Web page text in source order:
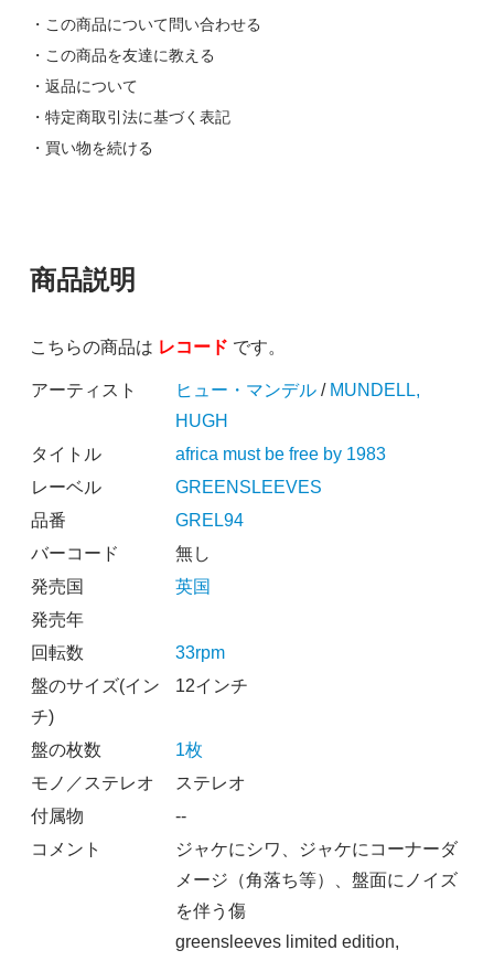
・この商品について問い合わせる
・この商品を友達に教える
・返品について
・特定商取引法に基づく表記
・買い物を続ける
商品説明
こちらの商品は レコード です。
アーティスト ヒュー・マンデル/ MUNDELL,
HUGH
タイトル
africa must be free by 1983
レーベル
GREENSLEEVES
品番
GREL94
バーコード
無し
発売国
英国
発売年
回転数
33rpm
盤のサイズ(イン
チ)
12インチ
盤の枚数
1枚
モノ／ステレオ
ステレオ
付属物
--
コメント
ジャケにシワ、ジャケにコーナーダ
メージ（角落ち等）、盤面にノイズ
を伴う傷
greensleeves limited edition,